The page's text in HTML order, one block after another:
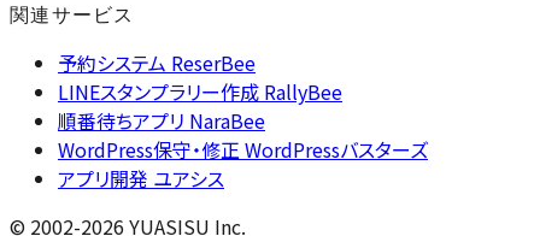
関連サービス
予約システム ReserBee
LINEスタンプラリー作成 RallyBee
順番待ちアプリ NaraBee
WordPress保守・修正 WordPressバスターズ
アプリ開発 ユアシス
© 2002-2026 YUASISU Inc.